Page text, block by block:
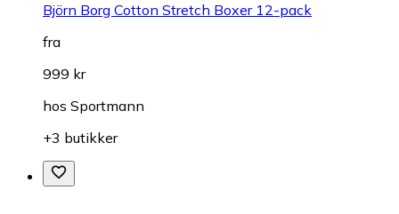
Björn Borg Cotton Stretch Boxer 12-pack
fra
999 kr
hos Sportmann
+3 butikker